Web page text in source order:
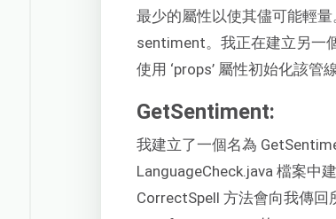
最少的屬性以使其儘可能輕
sentiment。我正在建立另一
使用 ‘props’ 屬性初始化該管線
GetSentiment:
我建立了一個名為
LanguageCheck.java 檔案中
CorrectSpell 方法會向我傳